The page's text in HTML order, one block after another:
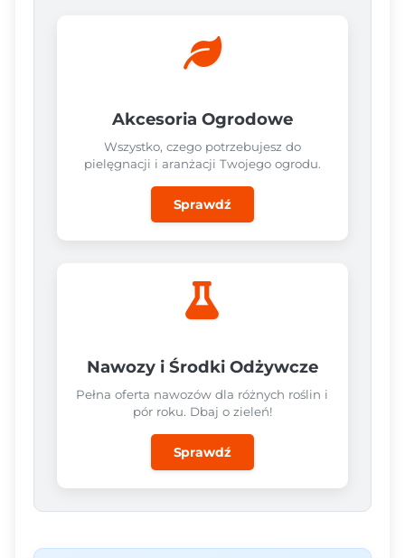
Akcesoria Ogrodowe
Wszystko, czego potrzebujesz do
pielęgnacji i aranżacji Twojego ogrodu.
Sprawdź
Nawozy i Środki Odżywcze
Pełna oferta nawozów dla różnych roślin i
pór roku. Dbaj o zieleń!
Sprawdź